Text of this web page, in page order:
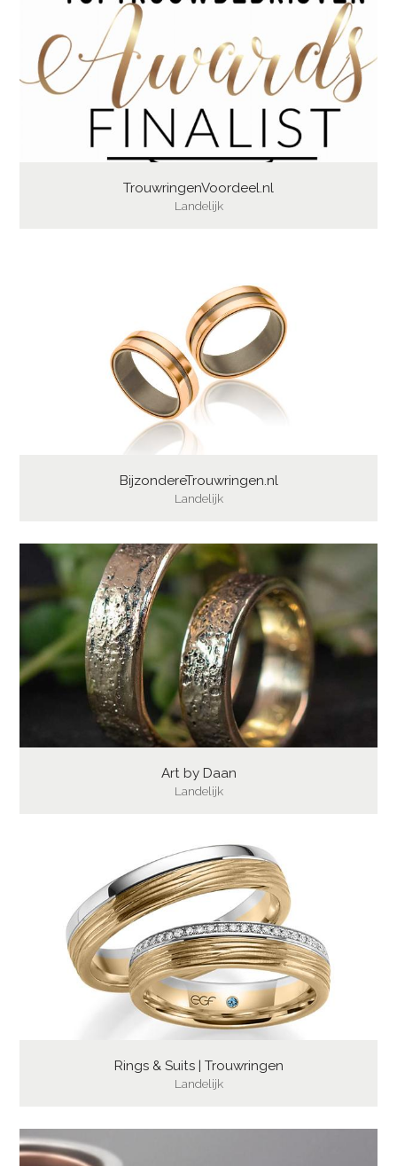
TrouwringenVoordeel.nl
Landelijk
BijzondereTrouwringen.nl
Landelijk
Art by Daan
Landelijk
Rings & Suits | Trouwringen
Landelijk